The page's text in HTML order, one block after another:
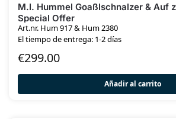
M.I. Hummel Goaßlschnalzer & Auf
Special Offer
Art.nr. Hum 917 & Hum 2380
El tiempo de entrega: 1-2 días
€299.00
Añadir al carrito